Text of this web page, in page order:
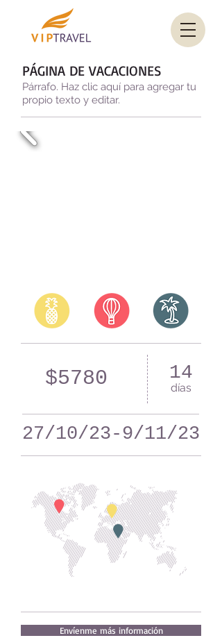
PÁGINA DE VACACIONES
Párrafo. Haz clic aquí para agregar tu
propio texto y editar.
$5780 14
días
27/10/23-9/11/23
Envíenme más información